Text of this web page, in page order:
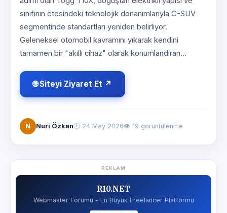
sınıfının ötesindeki teknolojik donanımlarıyla C-SUV
segmentinde standartları yeniden belirliyor.
Geleneksel otomobil kavramını yıkarak kendini
tamamen bir "akıllı cihaz" olarak konumlandıran...
🌐 Siteyi Ziyaret Et ↗
N Nuri Özkan🕐 24 May 2026👁 19 görüntülenme
REKLAM
R10.NET
Webmaster Forumu - En Büyük Freelancer Platformu